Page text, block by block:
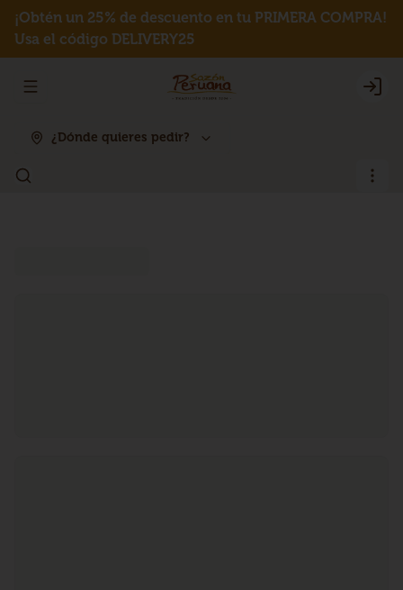
¡Obtén un 25% de descuento en tu PRIMERA COMPRA!
Usa el código DELIVERY25
Abrir menu de navegación
¿Dónde quieres pedir?